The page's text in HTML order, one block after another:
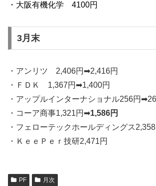
・大阪有機化学 4100円
3月末
・アンリツ 2,406円➡2,416円
・ＦＤＫ 1,367円➡1,400円
・アップルインターナショナル256円
・コーア商事1,321円➡1,586円
・フェローテックホールディングス
・ＫｅｅＰｅｒ技研2,471円
PF 月次